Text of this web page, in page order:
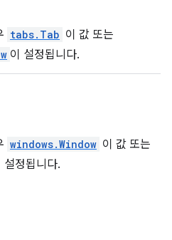
tabs.Tab 이 값 또는
이 설정됩니다.
windows.Window 이 값 또는
설정됩니다.